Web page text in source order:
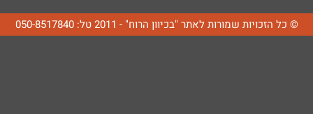
© כל הזכויות שמורות לאתר "בכיוון הרוח" - 2011 טל: 050-8517840